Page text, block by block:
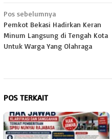
Navigasi
pos
Pos sebelumnya
Pemkot Bekasi Hadirkan Keran
Minum Langsung di Tengah Kota
Untuk Warga Yang Olahraga
POS TERKAIT